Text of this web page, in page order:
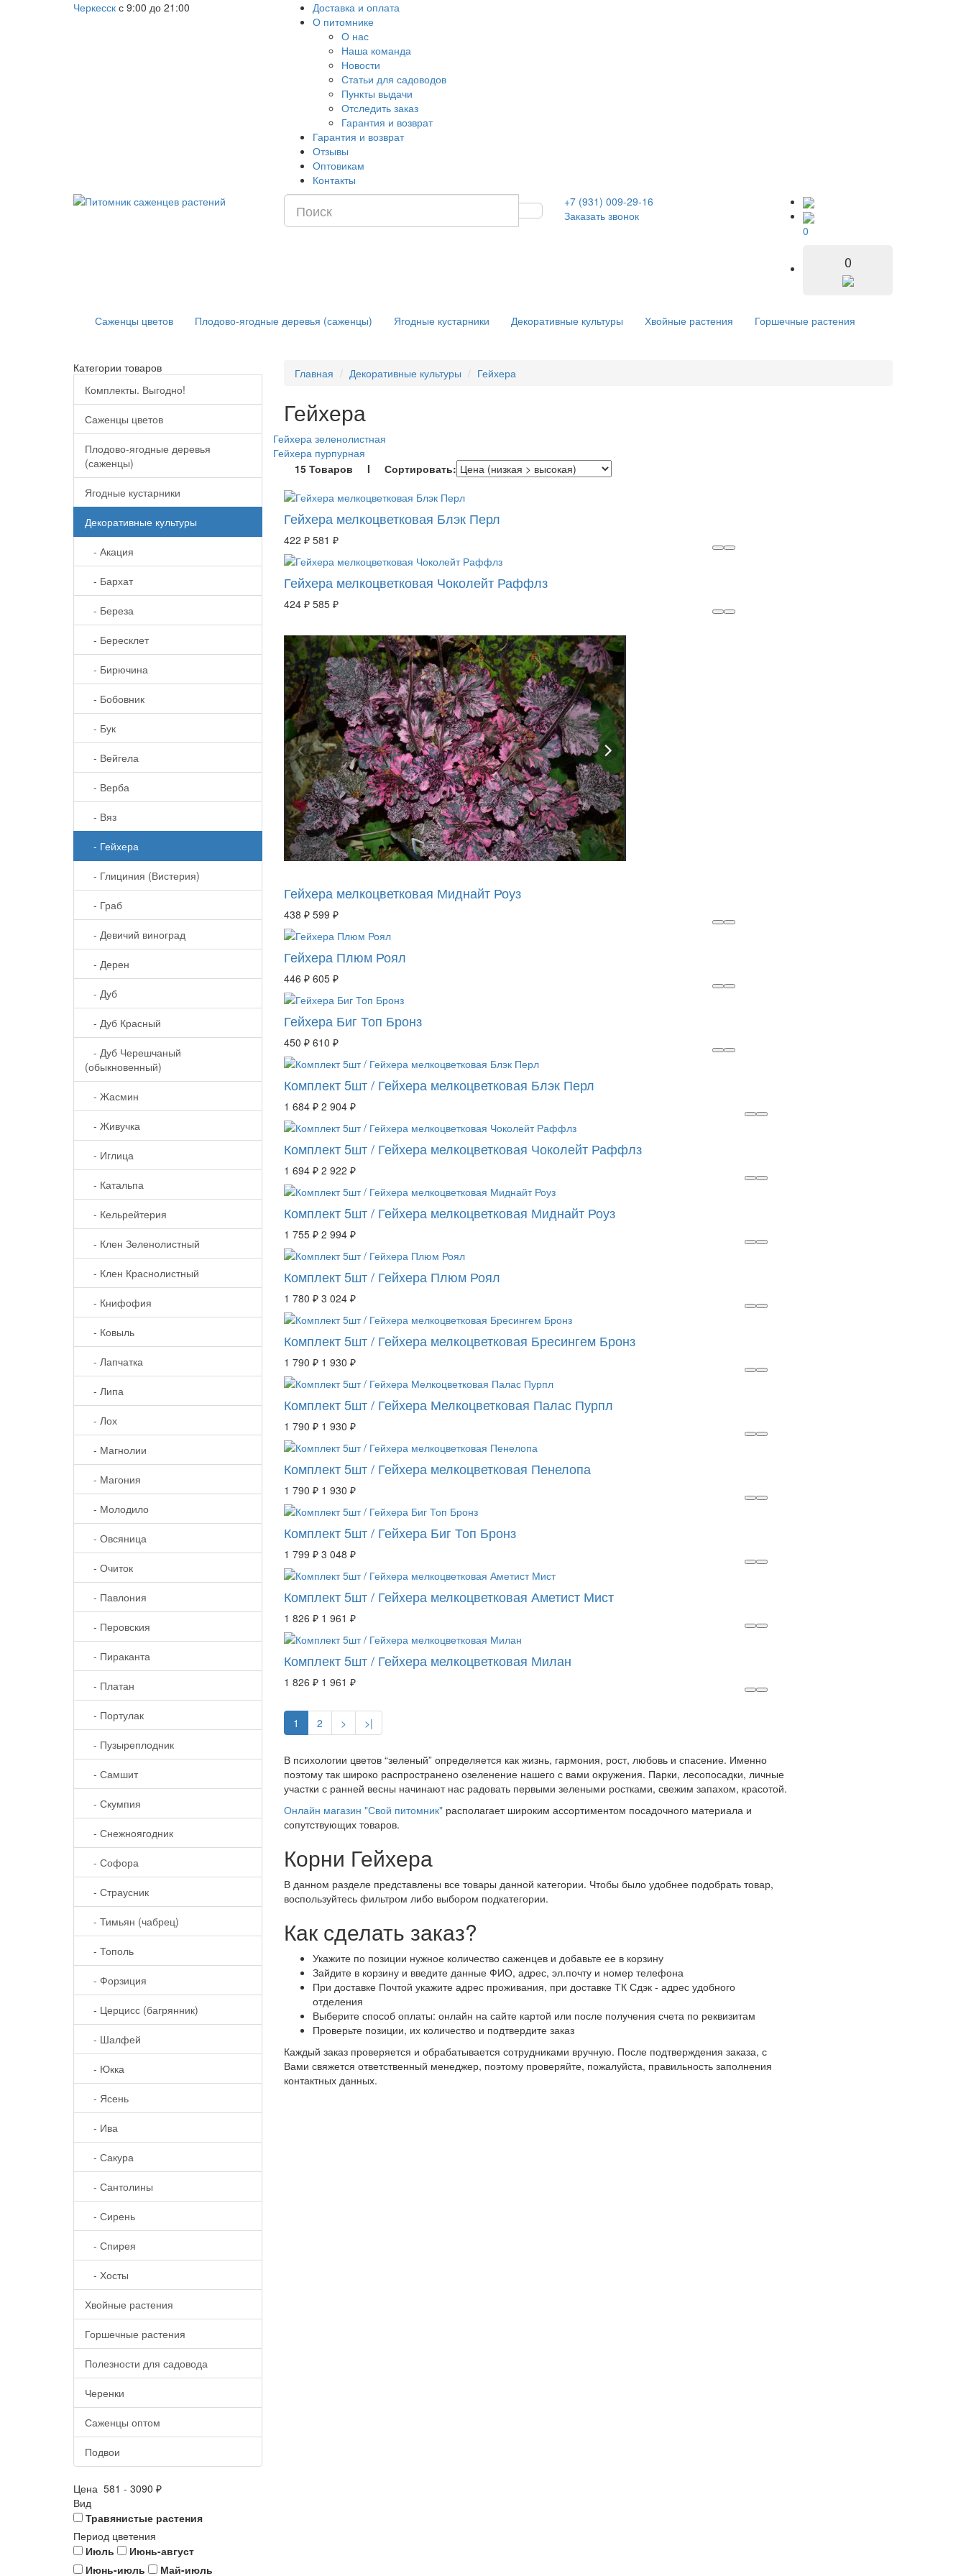
Черкесск с 9:00 до 21:00
Доставка и оплата
О питомнике
О нас
Наша команда
Новости
Статьи для садоводов
Пункты выдачи
Отследить заказ
Гарантия и возврат
Гарантия и возврат
Отзывы
Оптовикам
Контакты
+7 (931) 009-29-16
Заказать звонок
0
0
Саженцы цветов Плодово-ягодные деревья (саженцы) Ягодные кустарники Декоративные культуры Хвойные растения Горшечные растения
Категории товаров
Комплекты. Выгодно!
Саженцы цветов
Плодово-ягодные деревья
(саженцы)
Ягодные кустарники
Декоративные культуры
- Акация
- Бархат
- Береза
- Бересклет
- Бирючина
- Бобовник
- Бук
- Вейгела
- Верба
- Вяз
- Гейхера
- Глициния (Вистерия)
- Граб
- Девичий виноград
- Дерен
- Дуб
- Дуб Красный
- Дуб Черешчаный
(обыкновенный)
- Жасмин
- Живучка
- Иглица
- Катальпа
- Кельрейтерия
- Клен Зеленолистный
- Клен Краснолистный
- Книфофия
- Ковыль
- Лапчатка
- Липа
- Лох
- Магнолии
- Магония
- Молодило
- Овсяница
- Очиток
- Павлония
- Перовския
- Пираканта
- Платан
- Портулак
- Пузыреплодник
- Самшит
- Скумпия
- Снежноягодник
- Софора
- Страусник
- Тимьян (чабрец)
- Тополь
- Форзиция
- Церцисс (багрянник)
- Шалфей
- Юкка
- Ясень
- Ива
- Сакура
- Сантолины
- Сирень
- Спирея
- Хосты
Хвойные растения
Горшечные растения
Полезности для садовода
Черенки
Саженцы оптом
Подвои
Цена 581 - 3090 ₽
Вид
Травянистые растения
Период цветения
Июль
Июнь-август
Июнь-июль
Май-июль
Главная Декоративные культуры Гейхера
Гейхера
Гейхера зеленолистная
Гейхера пурпурная
15 Товаров I Сортировать:
Гейхера мелкоцветковая Блэк Перл
422 ₽ 581 ₽
Гейхера мелкоцветковая Чоколейт Раффлз
424 ₽ 585 ₽
Гейхера мелкоцветковая Миднайт Роуз
438 ₽ 599 ₽
Гейхера Плюм Роял
446 ₽ 605 ₽
Гейхера Биг Топ Бронз
450 ₽ 610 ₽
Комплект 5шт / Гейхера мелкоцветковая Блэк Перл
1 684 ₽ 2 904 ₽
Комплект 5шт / Гейхера мелкоцветковая Чоколейт Раффлз
1 694 ₽ 2 922 ₽
Комплект 5шт / Гейхера мелкоцветковая Миднайт Роуз
1 755 ₽ 2 994 ₽
Комплект 5шт / Гейхера Плюм Роял
1 780 ₽ 3 024 ₽
Комплект 5шт / Гейхера мелкоцветковая Бресингем Бронз
1 790 ₽ 1 930 ₽
Комплект 5шт / Гейхера Мелкоцветковая Палас Пурпл
1 790 ₽ 1 930 ₽
Комплект 5шт / Гейхера мелкоцветковая Пенелопа
1 790 ₽ 1 930 ₽
Комплект 5шт / Гейхера Биг Топ Бронз
1 799 ₽ 3 048 ₽
Комплект 5шт / Гейхера мелкоцветковая Аметист Мист
1 826 ₽ 1 961 ₽
Комплект 5шт / Гейхера мелкоцветковая Милан
1 826 ₽ 1 961 ₽
1 2 > >|
В психологии цветов “зеленый” определяется как жизнь, гармония, рост, любовь и спасение. Именно
поэтому так широко распространено озеленение нашего с вами окружения. Парки, лесопосадки, личные
участки с ранней весны начинают нас радовать первыми зелеными ростками, свежим запахом, красотой.
Онлайн магазин "Свой питомник"располагает широким ассортиментом посадочного материала и
сопутствующих товаров.
Корни Гейхера
В данном разделе представлены все товары данной категории. Чтобы было удобнее подобрать товар,
воспользуйтесь фильтром либо выбором подкатегории.
Как сделать заказ?
Укажите по позиции нужное количество саженцев и добавьте ее в корзину
Зайдите в корзину и введите данные ФИО, адрес, эл.почту и номер телефона
При доставке Почтой укажите адрес проживания, при доставке ТК Сдэк - адрес удобного
отделения
Выберите способ оплаты: онлайн на сайте картой или после получения счета по реквизитам
Проверьте позиции, их количество и подтвердите заказ
Каждый заказ проверяется и обрабатывается сотрудниками вручную. После подтверждения заказа, с
Вами свяжется ответственный менеджер, поэтому проверяйте, пожалуйста, правильность заполнения
контактных данных.